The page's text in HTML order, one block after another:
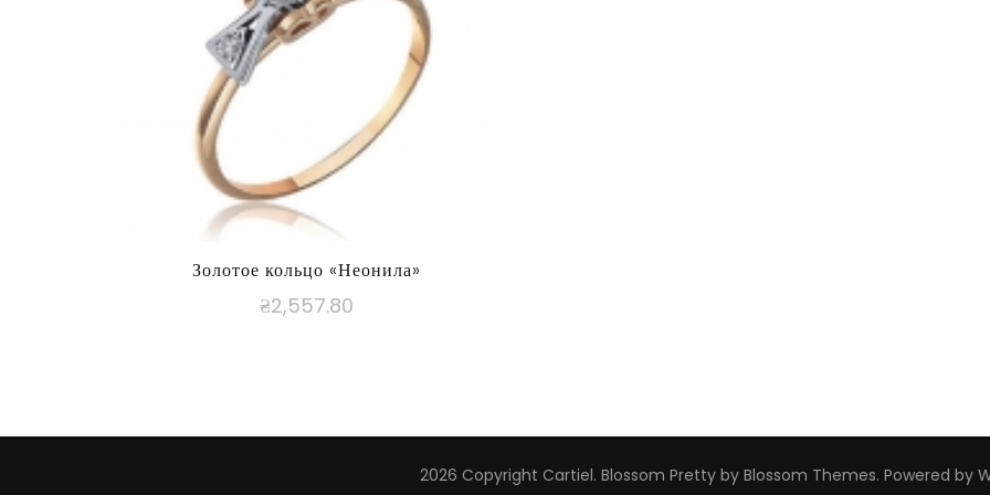
Золотое кольцо «Неонила»
₴2,557.80
2026 Copyright Cartiel. Blossom Prettyby Blossom Themes. Powered by